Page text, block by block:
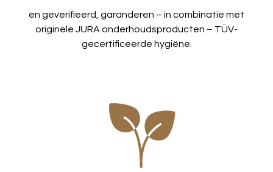
en geverifieerd, garanderen – in combinatie met
originele JURA onderhoudsproducten – TÜV-
gecertificeerde hygiëne.